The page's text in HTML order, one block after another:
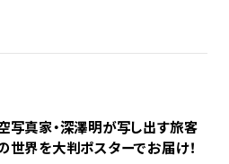
写真家・深澤明が写し出す旅客
世界を大判ポスターでお届け！